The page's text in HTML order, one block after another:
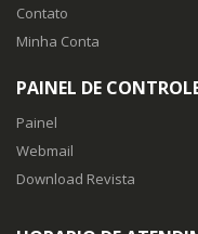
Contato
Minha Conta
PAINEL DE
Painel
Webmail
Download Revista